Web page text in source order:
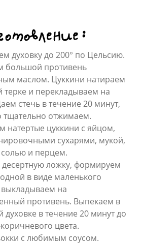
духовку до 200° по Цельсию.
большой противень
маслом. Цуккини натираем
терке и перекладываем на
стечь в течение 20 минут,
тщательно отжимаем.
натертые цуккини с яйцом,
сухарями, мукой,
и перцем.
десертную ложку, формируем
в виде маленького
на
противень. Выпекаем в
духовке в течение 20 минут до
цвета.
с любимым соусом.